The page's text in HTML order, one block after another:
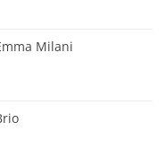
Milani